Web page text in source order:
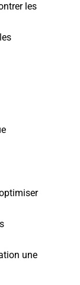
les
une